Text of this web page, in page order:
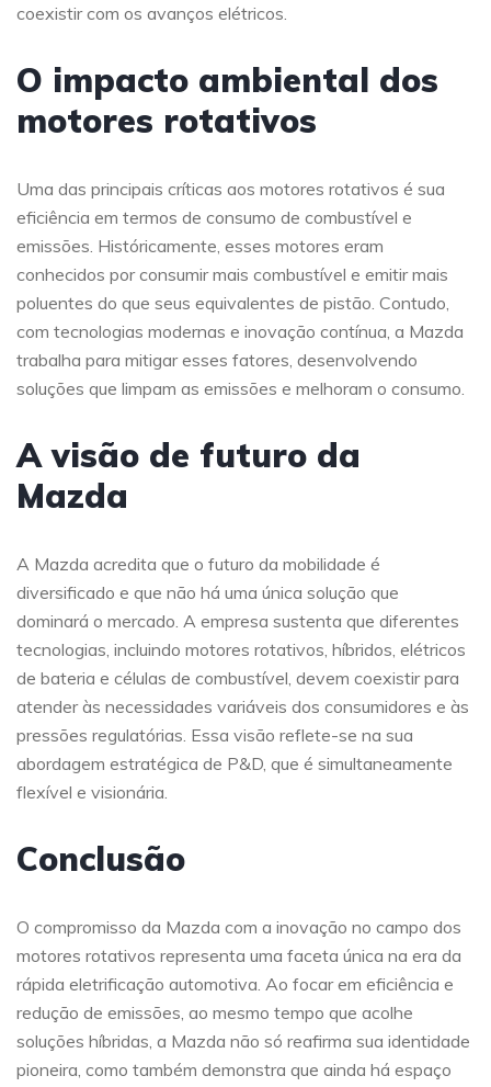
coexistir com os avanços elétricos.
O impacto ambiental dos
motores rotativos
Uma das principais críticas aos motores rotativos é sua
eficiência em termos de consumo de combustível e
emissões. Históricamente, esses motores eram
conhecidos por consumir mais combustível e emitir mais
poluentes do que seus equivalentes de pistão. Contudo,
com tecnologias modernas e inovação contínua, a Mazda
trabalha para mitigar esses fatores, desenvolvendo
soluções que limpam as emissões e melhoram o consumo.
A visão de futuro da
Mazda
A Mazda acredita que o futuro da mobilidade é
diversificado e que não há uma única solução que
dominará o mercado. A empresa sustenta que diferentes
tecnologias, incluindo motores rotativos, híbridos, elétricos
de bateria e células de combustível, devem coexistir para
atender às necessidades variáveis dos consumidores e às
pressões regulatórias. Essa visão reflete-se na sua
abordagem estratégica de P&D, que é simultaneamente
flexível e visionária.
Conclusão
O compromisso da Mazda com a inovação no campo dos
motores rotativos representa uma faceta única na era da
rápida eletrificação automotiva. Ao focar em eficiência e
redução de emissões, ao mesmo tempo que acolhe
soluções híbridas, a Mazda não só reafirma sua identidade
pioneira, como também demonstra que ainda há espaço